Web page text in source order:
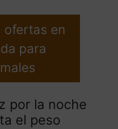
ofertas en
para
por la noche
el peso